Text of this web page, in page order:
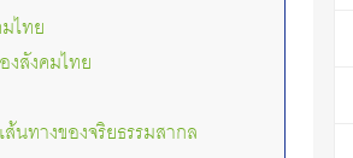
ไทย
สังคมไทย
ทางของจริยธรรมสากล